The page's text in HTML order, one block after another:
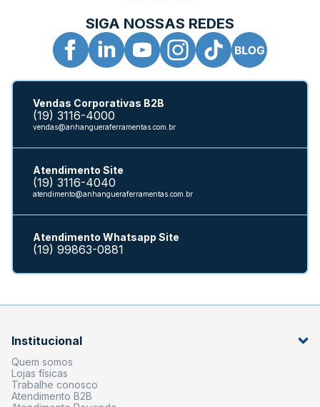
SIGA NOSSAS REDES
Vendas Corporativas B2B
(19) 3116-4000
vendas@anhangueraferramentas.com.br
Atendimento Site
(19) 3116-4040
atendimento@anhangueraferramentas.com.br
Atendimento Whatsapp Site
(19) 99863-0881
Institucional
Quem somos
Lojas físicas
Trabalhe conosco
Atendimento B2B